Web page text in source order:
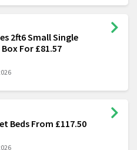
2ft6 Small Single
For £81.57
Beds From £117.50